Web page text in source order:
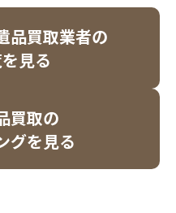
品買取業者の
見る
買取の
グを見る